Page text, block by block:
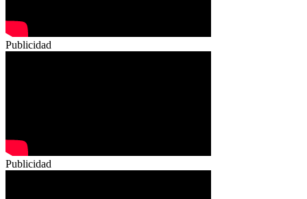
Publicidad
Publicidad